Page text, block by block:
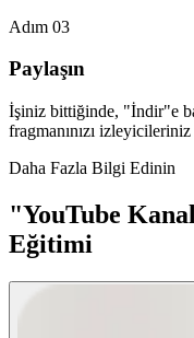
Adım 03
Paylaşın
İşiniz bittiğinde, "İndir"e
fragmanınızı
Daha Fazla Bilgi Edinin
"YouTube
Eğitimi